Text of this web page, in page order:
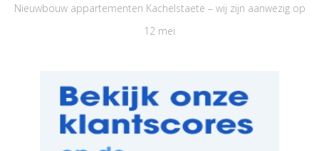
Nieuwbouw appartementen Kachelstaete – wij zijn aanwezig op
12 mei